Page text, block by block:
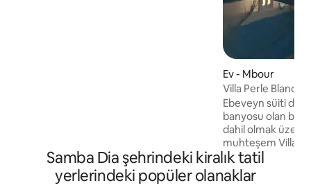
Ev - Mbour
Villa Perle Blanche
Ebeveyn süiti de
banyosu olan
dahil olmak üzere
muhteşem
salonunun yanı
bulunduğu büyük
donanımlı
Samba Dia şehrindeki kiralık tatil
yerlerindeki popüler olanaklar